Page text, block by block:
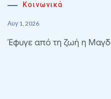
Κοινωνικά
Αυγ 1, 2026
Έφυγε από τη ζωή η